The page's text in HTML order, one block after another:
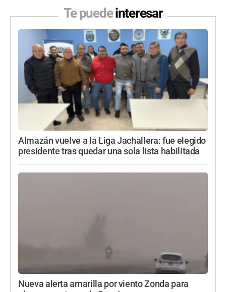
Te puedeinteresar
Almazán vuelve a la Liga Jachallera: fue elegido
presidente tras quedar una sola lista habilitada
Nueva alerta amarilla por viento Zonda para